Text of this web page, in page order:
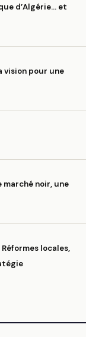
d’Algérie… et
vision pour une
marché noir, une
locales,